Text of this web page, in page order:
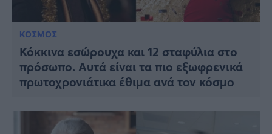
ΚΟΣΜΟΣ
Κόκκινα εσώρουχα και 12 σταφύλια στο
πρόσωπο. Αυτά είναι τα πιο εξωφρενικά
πρωτοχρονιάτικα έθιμα ανά τον κόσμο